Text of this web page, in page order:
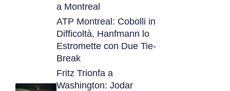
a Montreal
ATP Montreal: Cobolli in
Difficoltà, Hanfmann lo
Estromette con Due Tie-
Break
Fritz Trionfa a
Washington: Jodar